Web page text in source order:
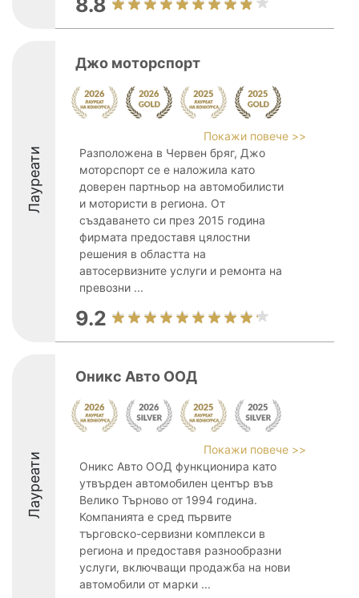
8.8
Лауреати
Джо моторспорт
Покажи повече >>
Разположена в Червен бряг, Джо
моторспорт се е наложила като
доверен партньор на автомобилисти
и мотористи в региона. От
създаването си през 2015 година
фирмата предоставя цялостни
решения в областта на
автосервизните услуги и ремонта на
превозни ...
9.2
Лауреати
Оникс Авто ООД
Покажи повече >>
Оникс Авто ООД функционира като
утвърден автомобилен център във
Велико Търново от 1994 година.
Компанията е сред първите
търговско-сервизни комплекси в
региона и предоставя разнообразни
услуги, включващи продажба на нови
автомобили от марки ...